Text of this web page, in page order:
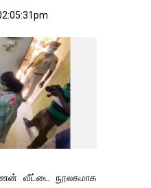
வீட்டை நூலகமாக